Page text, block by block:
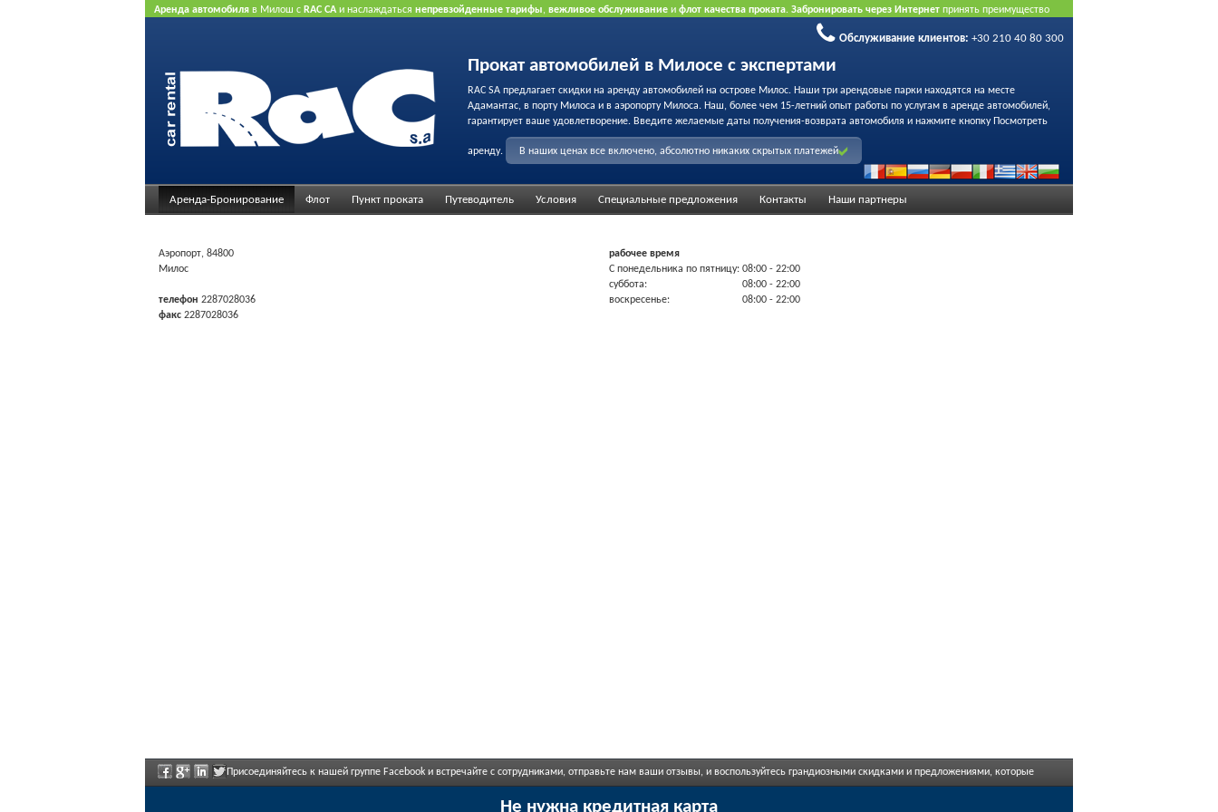
Аренда автомобиля в Милош с RAC CA и наслаждаться непревзойденные тарифы, вежливое обслуживание и флот качества проката. Забронировать через Интернет принять преимущество
Обслуживание клиентов: +30 210 40 80 300
Прокат автомобилей в Милосе с экспертами
RAC SA предлагает скидки на аренду автомобилей на острове Милос. Наши три арендовые парки находятся на месте
Адамантас, в порту Милоса и в аэропорту Милоса. Наш, более чем 15-летний опыт работы по услугам в аренде автомобилей,
гарантирует ваше удовлетворение. Введите желаемые даты получения-возврата автомобиля и нажмите кнопку Посмотреть
аренду. В наших ценах все включено, абсолютно никаких скрытых платежей
Аренда-Бронирование Флот Пункт проката Путеводитель Условия Специальные предложения Контакты Наши партнеры
Аэропорт, 84800
Милос
телефон 2287028036
факс 2287028036
рабочее время
С понедельника по пятницу: 08:00 - 22:00
суббота:
08:00 - 22:00
воскресенье:
08:00 - 22:00
Присоединяйтесь к нашей группе Facebook и встречайте с сотрудниками, отправьте нам ваши отзывы, и воспользуйтесь грандиозными скидками и предложениями, которые
Не нужна кредитная карта